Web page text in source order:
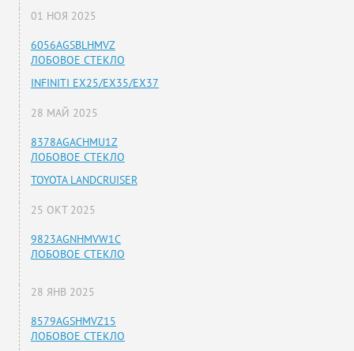
01 НОЯ 2025
6056AGSBLHMVZ
ЛОБОВОЕ СТЕКЛО
INFINITI EX25/EX35/EX37
28 МАЙ 2025
8378AGACHMU1Z
ЛОБОВОЕ СТЕКЛО
TOYOTA LANDCRUISER
25 ОКТ 2025
9823AGNHMVW1C
ЛОБОВОЕ СТЕКЛО
28 ЯНВ 2025
8579AGSHMVZ15
ЛОБОВОЕ СТЕКЛО